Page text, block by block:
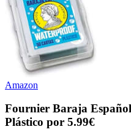
Amazon
Fournier Baraja
Plástico por 5.99€